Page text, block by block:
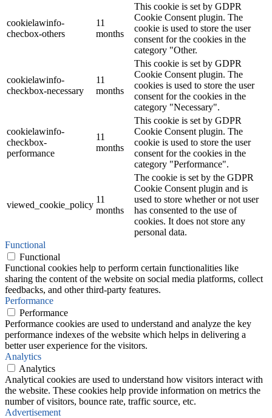
cookielawinfo-
checbox-others
11
months
This cookie is set by GDPR
Cookie Consent plugin. The
cookie is used to store the user
consent for the cookies in the
category "Other.
cookielawinfo-
checkbox-necessary
11
months
This cookie is set by GDPR
Cookie Consent plugin. The
cookies is used to store the user
consent for the cookies in the
category "Necessary".
cookielawinfo-
checkbox-
performance
11
months
This cookie is set by GDPR
Cookie Consent plugin. The
cookie is used to store the user
consent for the cookies in the
category "Performance".
viewed_cookie_policy
11
months
The cookie is set by the GDPR
Cookie Consent plugin and is
used to store whether or not user
has consented to the use of
cookies. It does not store any
personal data.
Functional
Functional
Functional cookies help to perform certain functionalities like
sharing the content of the website on social media platforms, collect
feedbacks, and other third-party features.
Performance
Performance
Performance cookies are used to understand and analyze the key
performance indexes of the website which helps in delivering a
better user experience for the visitors.
Analytics
Analytics
Analytical cookies are used to understand how visitors interact with
the website. These cookies help provide information on metrics the
number of visitors, bounce rate, traffic source, etc.
Advertisement